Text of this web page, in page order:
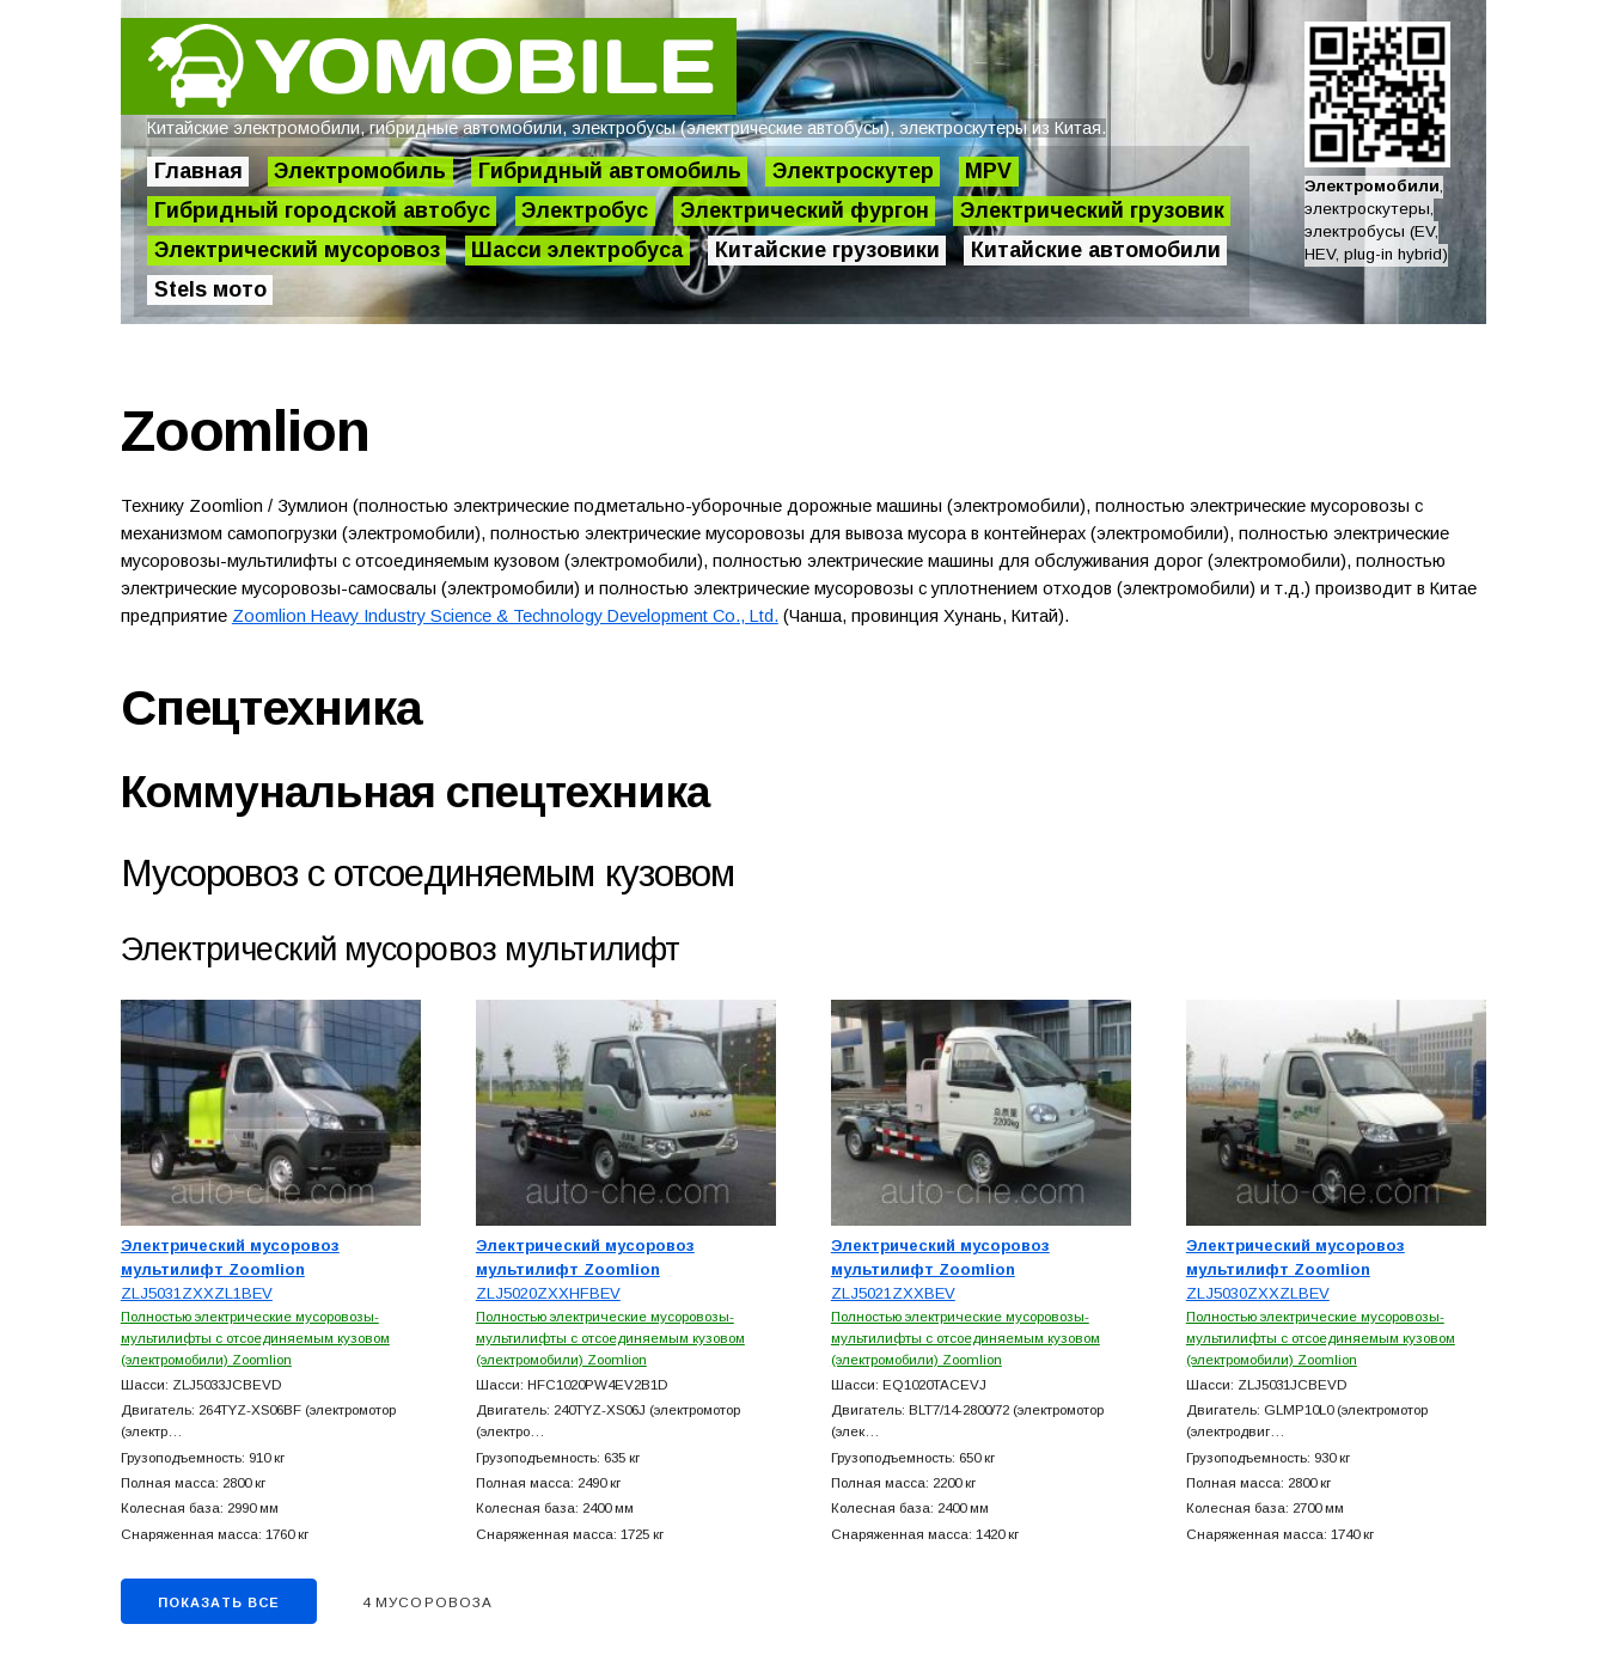
Китайские электромобили, гибридные автомобили, электробусы (электрические автобусы), электроскутеры из Китая.
Главная Электромобиль Гибридный автомобиль Электроскутер
MPV
Гибридный городской автобус
Электробус Электрический фургон
Электрический грузовик
Электрический мусоровоз
Шасси электробуса Китайские грузовики
Китайские автомобили
Stels мото
Электромобили,
электроскутеры,
электробусы (EV,
HEV, plug-in hybrid)
Zoomlion
Технику Zoomlion / Зумлион (полностью электрические подметально-уборочные дорожные машины (электромобили), полностью электрические мусоровозы с
механизмом самопогрузки (электромобили), полностью электрические мусоровозы для вывоза мусора в контейнерах (электромобили), полностью электрические
мусоровозы-мультилифты с отсоединяемым кузовом (электромобили), полностью электрические машины для обслуживания дорог (электромобили), полностью
электрические мусоровозы-самосвалы (электромобили) и полностью электрические мусоровозы с уплотнением отходов (электромобили) и т.д.) производит в Китае
предприятие Zoomlion Heavy Industry Science & Technology Development Co., Ltd. (Чанша, провинция Хунань, Китай).
Спецтехника
Коммунальная спецтехника
Мусоровоз с отсоединяемым кузовом
Электрический мусоровоз мультилифт
Электрический мусоровоз
мультилифт Zoomlion
ZLJ5031ZXXZL1BEV
Полностью электрические мусоровозы-
мультилифты с отсоединяемым кузовом
(электромобили) Zoomlion
Шасси: ZLJ5033JCBEVD
Двигатель: 264TYZ-XS06BF (электромотор
(электр…
Грузоподъемность: 910 кг
Полная масса: 2800 кг
Колесная база: 2990 мм
Снаряженная масса: 1760 кг
Электрический мусоровоз
мультилифт Zoomlion
ZLJ5020ZXXHFBEV
Полностью электрические мусоровозы-
мультилифты с отсоединяемым кузовом
(электромобили) Zoomlion
Шасси: HFC1020PW4EV2B1D
Двигатель: 240TYZ-XS06J (электромотор
(электро…
Грузоподъемность: 635 кг
Полная масса: 2490 кг
Колесная база: 2400 мм
Снаряженная масса: 1725 кг
Электрический мусоровоз
мультилифт Zoomlion
ZLJ5021ZXXBEV
Полностью электрические мусоровозы-
мультилифты с отсоединяемым кузовом
(электромобили) Zoomlion
Шасси: EQ1020TACEVJ
Двигатель: BLT7/14-2800/72 (электромотор
(элек…
Грузоподъемность: 650 кг
Полная масса: 2200 кг
Колесная база: 2400 мм
Снаряженная масса: 1420 кг
Электрический мусоровоз
мультилифт Zoomlion
ZLJ5030ZXXZLBEV
Полностью электрические мусоровозы-
мультилифты с отсоединяемым кузовом
(электромобили) Zoomlion
Шасси: ZLJ5031JCBEVD
Двигатель: GLMP10L0 (электромотор
(электродвиг…
Грузоподъемность: 930 кг
Полная масса: 2800 кг
Колесная база: 2700 мм
Снаряженная масса: 1740 кг
ПОКАЗАТЬ ВСЕ 4 МУСОРОВОЗА